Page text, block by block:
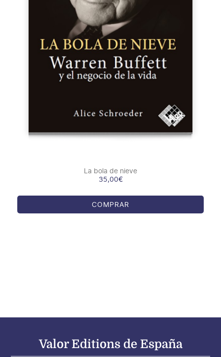
COMPRAR / DETALLES
La bola de nieve
35,00€
COMPRAR
Valor Editions de España